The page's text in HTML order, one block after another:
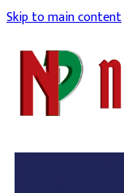
Skip to main content